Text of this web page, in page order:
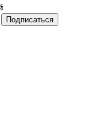
Подписаться